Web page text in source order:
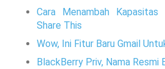
Cara Menambah
Share This
Wow, Ini Fitur Baru Gmail
BlackBerry Priv, Nama Resmi